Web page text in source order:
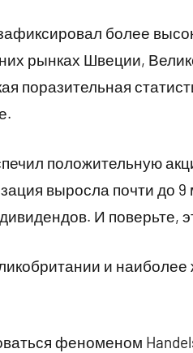
более
рынках Швеции,
поразительная
положительную
выросла почти до
И поверьте,
и
феноменом